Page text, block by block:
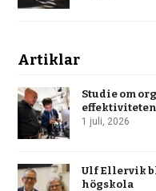
Artiklar
Studie om
1 juli, 2026
Ulf Ellervik
högskola